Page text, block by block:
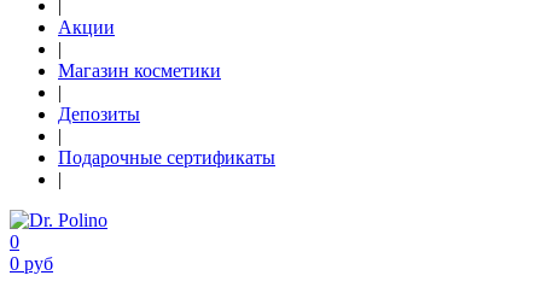
|
Акции
|
Магазин косметики
|
Депозиты
|
Подарочные сертификаты
|
0
0 руб